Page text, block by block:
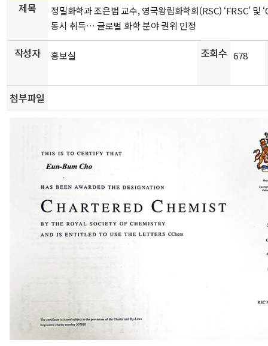
제목
정밀화학과 조은범 교수, 영국왕립화학회(RSC) ‘FRSC’ 및
동시 취득… 글로벌 화학 분야 권위 인정
작성자 홍보실 조회수 678
첨부파일